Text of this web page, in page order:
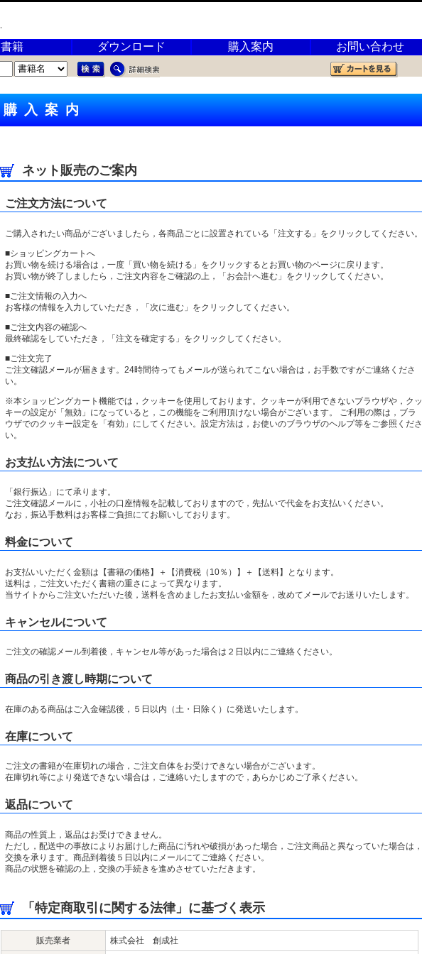
書籍 ダウンロード 購入案内 お問い合わせ
購入案内
ネット販売のご案内
ご注文方法について
ご購入されたい商品がございましたら，各商品ごとに設置されている「注文する」をクリックしてください。
■ショッピングカートへ
お買い物を続ける場合は，一度「買い物を続ける」をクリックするとお買い物のページに戻ります。
お買い物が終了しましたら，ご注文内容をご確認の上，「お会計へ進む」をクリックしてください。
■ご注文情報の入力へ
お客様の情報を入力していただき，「次に進む」をクリックしてください。
■ご注文内容の確認へ
最終確認をしていただき，「注文を確定する」をクリックしてください。
■ご注文完了
ご注文確認メールが届きます。24時間待ってもメールが送られてこない場合は，お手数ですがご連絡くださ
い。
※本ショッピングカート機能では，クッキーを使用しております。クッキーが利用できないブラウザや，クッ
キーの設定が「無効」になっていると，この機能をご利用頂けない場合がございます。 ご利用の際は，ブラ
ウザでのクッキー設定を「有効」にしてください。設定方法は，お使いのブラウザのヘルプ等をご参照くださ
い。
お支払い方法について
「銀行振込」にて承ります。
ご注文確認メールに，小社の口座情報を記載しておりますので，先払いで代金をお支払いください。
なお，振込手数料はお客様ご負担にてお願いしております。
料金について
お支払いいただく金額は【書籍の価格】＋【消費税（10％）】＋【送料】となります。
送料は，ご注文いただく書籍の重さによって異なります。
当サイトからご注文いただいた後，送料を含めましたお支払い金額を，改めてメールでお送りいたします。
キャンセルについて
ご注文の確認メール到着後，キャンセル等があった場合は２日以内にご連絡ください。
商品の引き渡し時期について
在庫のある商品はご入金確認後，５日以内（土・日除く）に発送いたします。
在庫について
ご注文の書籍が在庫切れの場合，ご注文自体をお受けできない場合がございます。
在庫切れ等により発送できない場合は，ご連絡いたしますので，あらかじめご了承ください。
返品について
商品の性質上，返品はお受けできません。
ただし，配送中の事故によりお届けした商品に汚れや破損があった場合，ご注文商品と異なっていた場合は，
交換を承ります。商品到着後５日以内にメールにてご連絡ください。
商品の状態を確認の上，交換の手続きを進めさせていただきます。
「特定商取引に関する法律」に基づく表示
販売業者 株式会社 創成社